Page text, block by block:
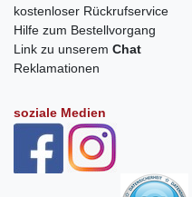
kostenloser Rückrufservice
Hilfe zum Bestellvorgang
Link zu unserem Chat
Reklamationen
soziale Medien